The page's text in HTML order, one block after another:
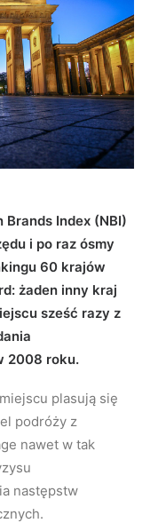
Index (NBI)
i po raz ósmy
60 krajów
żaden inny kraj
sześć razy z
2008 roku.
plasują się
podróży z
nawet w tak
następstw